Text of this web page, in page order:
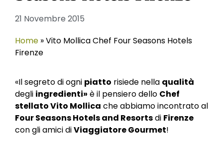
21 Novembre 2015
Home »Vito Mollica Chef Four Seasons Hotels
Firenze
«Il segreto di ogni piatto risiede nella qualità
degli ingredienti» è il pensiero dello Chef
stellato Vito Mollica che abbiamo incontrato al
Four Seasons Hotels and Resortsdi Firenze
con gli amici diViaggiatore Gourmet!